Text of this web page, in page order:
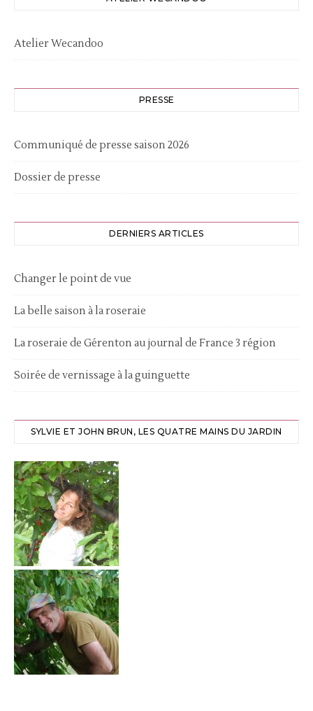
Atelier Wecandoo
PRESSE
Communiqué de presse saison 2026
Dossier de presse
DERNIERS ARTICLES
Changer le point de vue
La belle saison à la roseraie
La roseraie de Gérenton au journal de France 3 région
Soirée de vernissage à la guinguette
SYLVIE ET JOHN BRUN, LES QUATRE MAINS DU JARDIN